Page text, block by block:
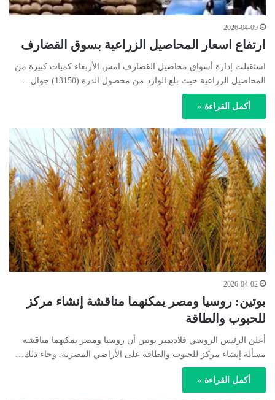
2026-04-09
ارتفاع اسعار المحاصيل الزراعية بسوق القضارف
استقبلت إدارة أسواق محاصيل القضارف امس الأربعاء كميات كبيرة من
المحاصيل الزراعية حيث بلغ الوارد من محصول الذرة (13150) جوال…
أكمل القراءة »
2026-04-02
بوتين: روسيا ومصر يمكنهما مناقشة إنشاء مركز
للحبوب والطاقة
أعلن الرئيس الروسي فلاديمير بوتين أن روسيا ومصر يمكنهما مناقشة
مسألة إنشاء مركز للحبوب والطاقة على الأراضي المصرية. وجاء ذلك…
أكمل القراءة »